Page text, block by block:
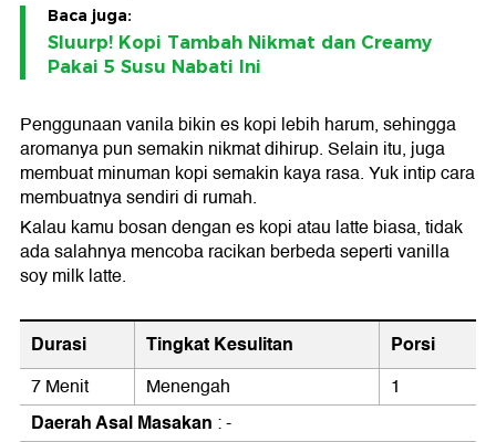
Baca juga:
Sluurp! Kopi Tambah Nikmat dan Creamy
Pakai 5 Susu Nabati Ini
Penggunaan vanila bikin es kopi lebih harum, sehingga
aromanya pun semakin nikmat dihirup. Selain itu, juga
membuat minuman kopi semakin kaya rasa. Yuk intip cara
membuatnya sendiri di rumah.
Kalau kamu bosan dengan es kopi atau latte biasa, tidak
ada salahnya mencoba racikan berbeda seperti vanilla
soy milk latte.
Durasi Tingkat Kesulitan Porsi
7 Menit Menengah 1
Daerah Asal Masakan : -